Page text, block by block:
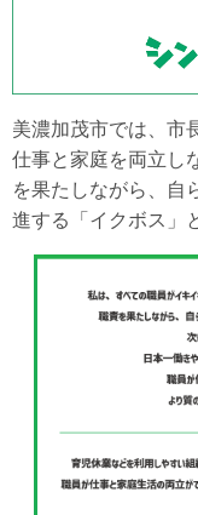
美濃加茂市では、市
仕事と家庭を両立し
を果たしながら、自
進する「イクボス」